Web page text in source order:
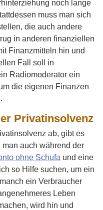
noch lange
muss man sich
die auch andere
in anderen finanziellen
Finanzmitteln hin und
Fall soll in
Radiomoderator ein
die eigenen Finanzen
Privatinsolvenz
ab, gibt es
auch während der
ohne Schufa und eine
so Hilfe suchen, um ein
ein Verbraucher
Leben
wird hin und